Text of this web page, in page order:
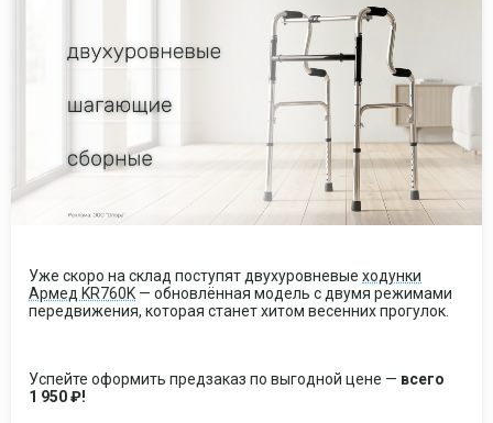
Уже скоро на склад поступят двухуровневые ходунки
Армед KR760K — обновлённая модель с двумя режимами
передвижения, которая станет хитом весенних прогулок.
Успейте оформить предзаказ по выгодной цене — всего
1 950 ₽!